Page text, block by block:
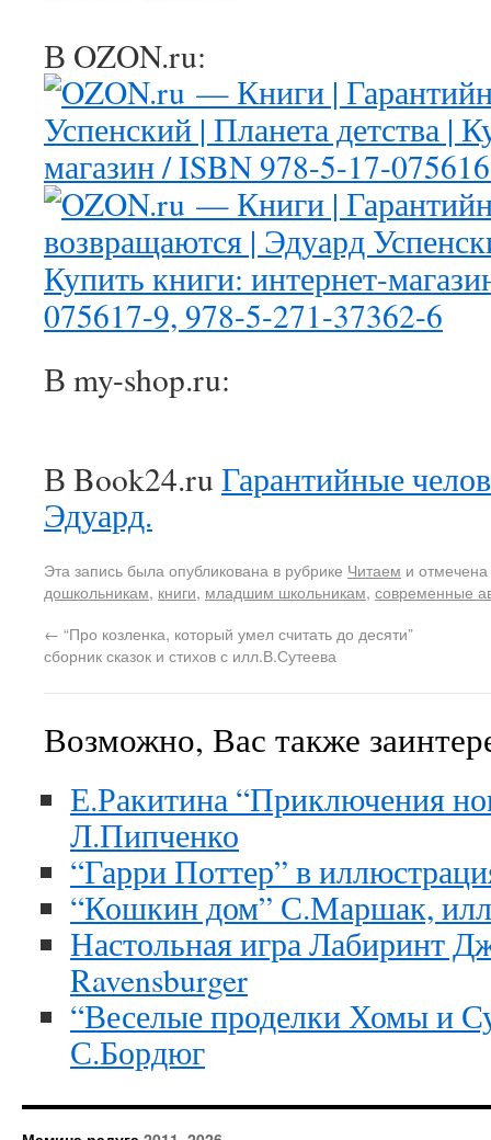
В OZON.ru:
В my-shop.ru:
В Book24.ru Гарантийные
Эдуард.
Эта запись была опубликована в рубрике Читаем и
дошкольникам, книги, младшим школьникам, современные
← “Про козленка, который умел считать до десяти”
сборник сказок и стихов с илл.В.Сутеева
Возможно, Вас также
Е.Ракитина “Приключения
Л.Пипченко
“Гарри Поттер” в
“Кошкин дом” С.Маршак,
Настольная игра Лабиринт
Ravensburger
“Веселые проделки Хомы и
С.Бордюг